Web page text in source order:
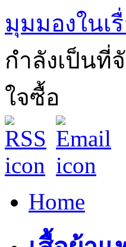
มุมมองในเ
กำลังเป็นที่
ใจซื้อ
Home